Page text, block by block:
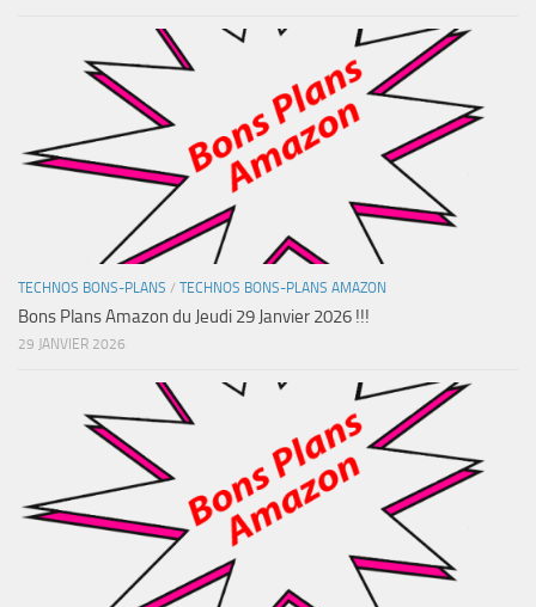
TECHNOS BONS-PLANS / TECHNOS BONS-PLANS AMAZON
Bons Plans Amazon du Jeudi 29 Janvier 2026 !!!
29 JANVIER 2026